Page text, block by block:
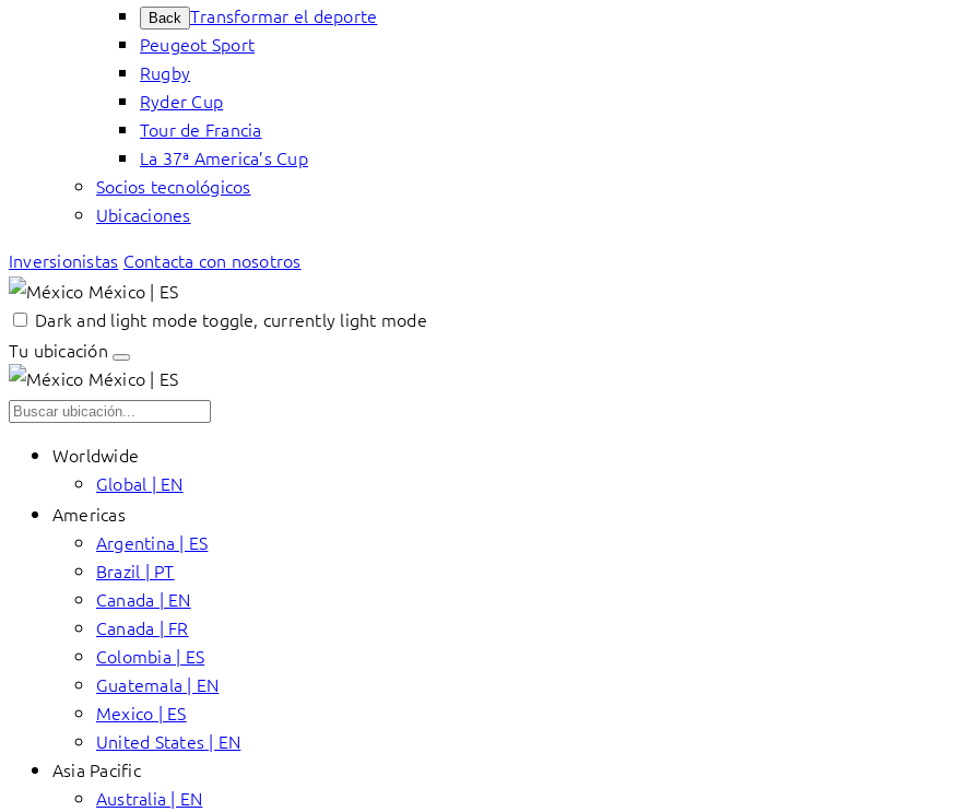
Back Transformar el deporte
Peugeot Sport
Rugby
Ryder Cup
Tour de Francia
La 37ª America’s Cup
Socios tecnológicos
Ubicaciones
Inversionistas Contacta con nosotros
México | ES
Dark and light mode toggle, currently light mode
Tu ubicación
México | ES
Worldwide
Global | EN
Americas
Argentina | ES
Brazil | PT
Canada | EN
Canada | FR
Colombia | ES
Guatemala | EN
Mexico | ES
United States | EN
Asia Pacific
Australia | EN